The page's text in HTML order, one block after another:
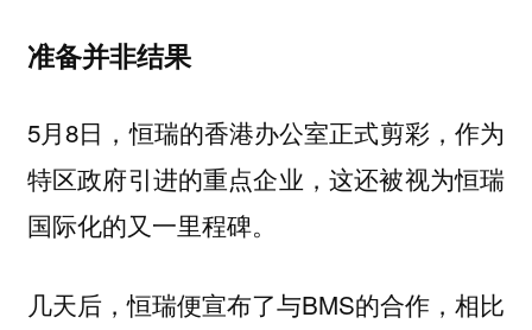
准备并非结果
5月8日，恒瑞的香港办公室正式剪彩，作为
特区政府引进的重点企业，这还被视为恒瑞
国际化的又一里程碑。
几天后，恒瑞便宣布了与BMS的合作，相比